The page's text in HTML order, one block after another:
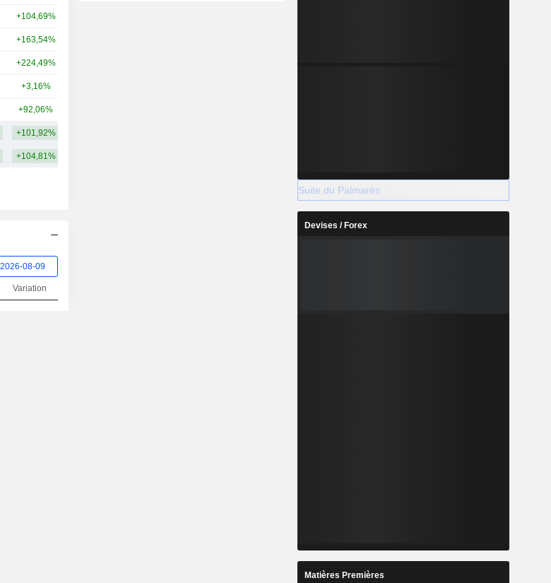
+104,69%
+163,54%
+224,49%
+3,16%
+92,06%
+101,92%
+104,81%
Variation
Suite du Palmarès
Devises / Forex
Matières Premières